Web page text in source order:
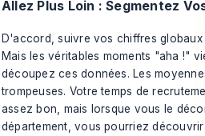
Allez Plus Loin : Segmentez
D'accord, suivre vos chiffres globaux
Mais les véritables moments "aha !"
découpez ces données. Les
trompeuses. Votre temps de
assez bon, mais lorsque vous le
département, vous pourriez